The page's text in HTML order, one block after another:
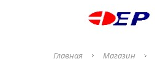
Главная Магазин